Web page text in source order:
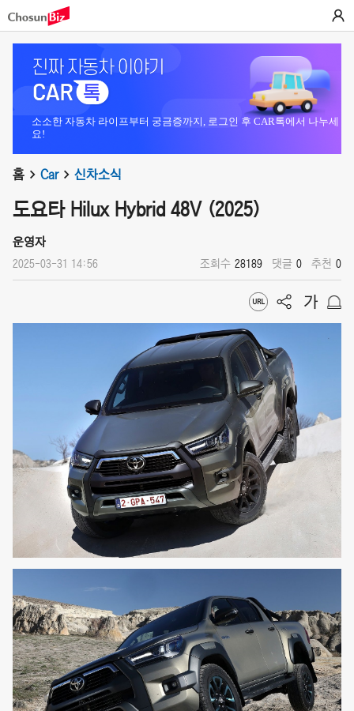
소소한 자동차 라이프부터 궁금증까지, 로그인 후 CAR톡에서 나누세
요!
홈 Car 신차소식
도요타 Hilux Hybrid 48V (2025)
운영자
2025-03-31 14:56 조회수 28189 댓글 0 추천 0